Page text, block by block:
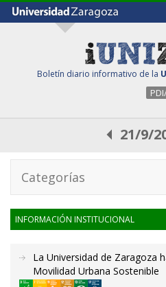
Boletín diario informativo de la
21/9/
Categorías
INFORMACIÓN INSTITUCIONAL
La Universidad de Zaragoza
Movilidad Urbana Sostenible